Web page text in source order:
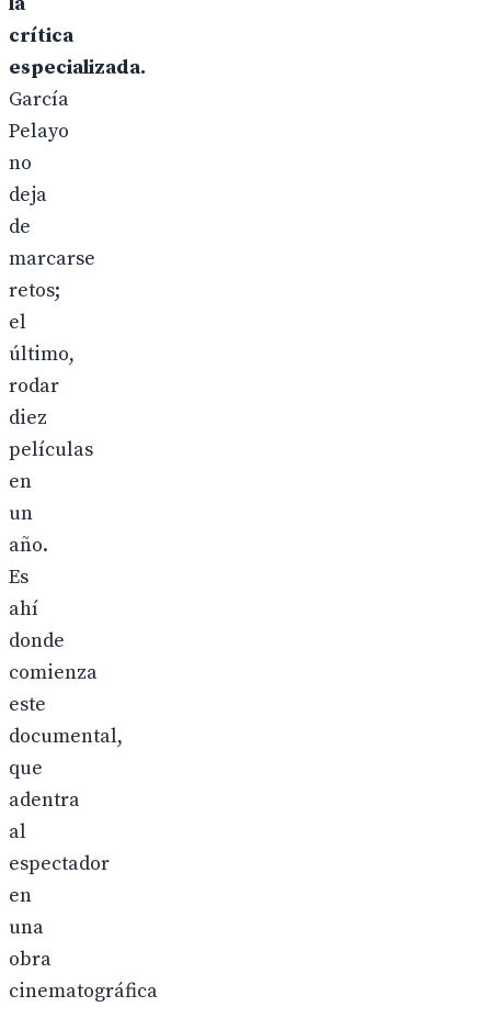
crítica
especializada.
García
Pelayo
no
deja
de
marcarse
retos;
el
último,
rodar
diez
películas
en
un
año.
Es
ahí
donde
comienza
este
documental,
que
adentra
al
espectador
en
una
obra
cinematográfica